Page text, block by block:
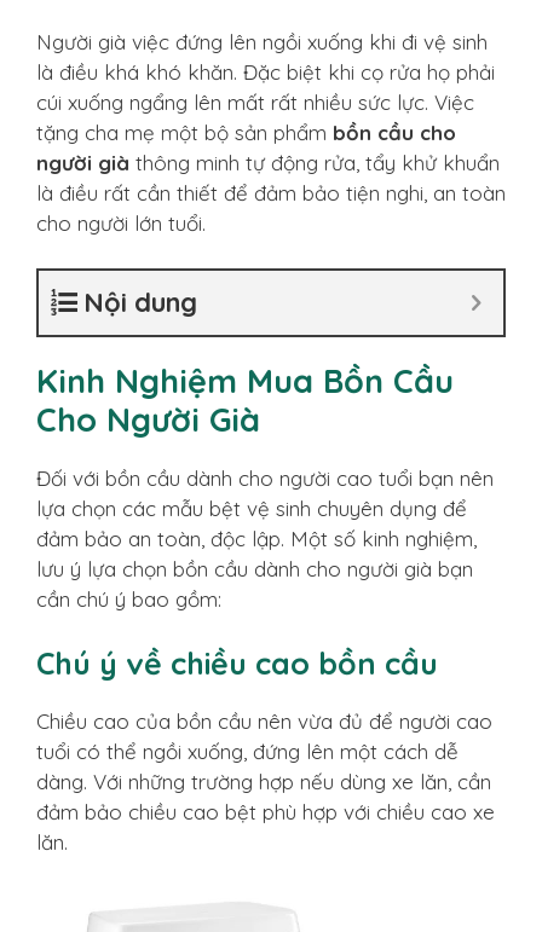
Người già việc đứng lên ngồi xuống khi đi vệ sinh
là điều khá khó khăn. Đặc biệt khi cọ rửa họ phải
cúi xuống ngẩng lên mất rất nhiều sức lực. Việc
tặng cha mẹ một bộ sản phẩm bồn cầu cho
người già thông minh tự động rửa, tẩy khử khuẩn
là điều rất cần thiết để đảm bảo tiện nghi, an toàn
cho người lớn tuổi.
Nội dung
Kinh Nghiệm Mua Bồn Cầu
Cho Người Già
Đối với bồn cầu dành cho người cao tuổi bạn nên
lựa chọn các mẫu bệt vệ sinh chuyên dụng để
đảm bảo an toàn, độc lập. Một số kinh nghiệm,
lưu ý lựa chọn bồn cầu dành cho người già bạn
cần chú ý bao gồm:
Chú ý về chiều cao bồn cầu
Chiều cao của bồn cầu nên vừa đủ để người cao
tuổi có thể ngồi xuống, đứng lên một cách dễ
dàng. Với những trường hợp nếu dùng xe lăn, cần
đảm bảo chiều cao bệt phù hợp với chiều cao xe
lăn.